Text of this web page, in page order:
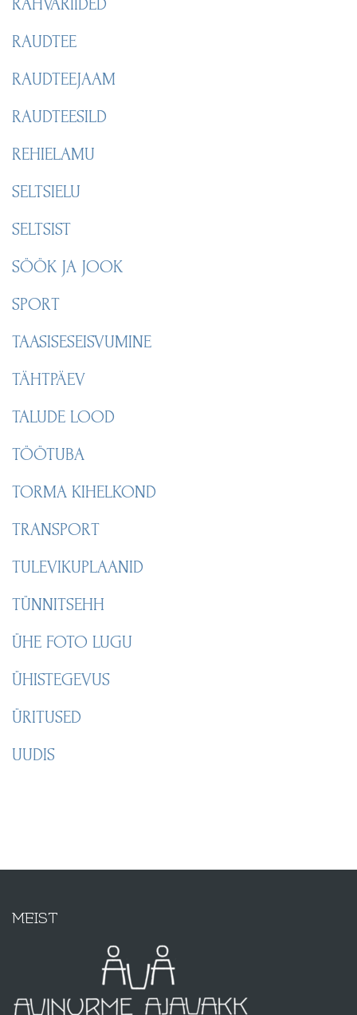
RAUDTEE
RAUDTEEJAAM
RAUDTEESILD
REHIELAMU
SELTSIELU
SELTSIST
SÖÖK JA JOOK
SPORT
TAASISESEISVUMINE
TÄHTPÄEV
TALUDE LOOD
TÖÖTUBA
TORMA KIHELKOND
TRANSPORT
TULEVIKUPLAANID
TÜNNITSEHH
ÜHE FOTO LUGU
ÜHISTEGEVUS
ÜRITUSED
UUDIS
MEIST